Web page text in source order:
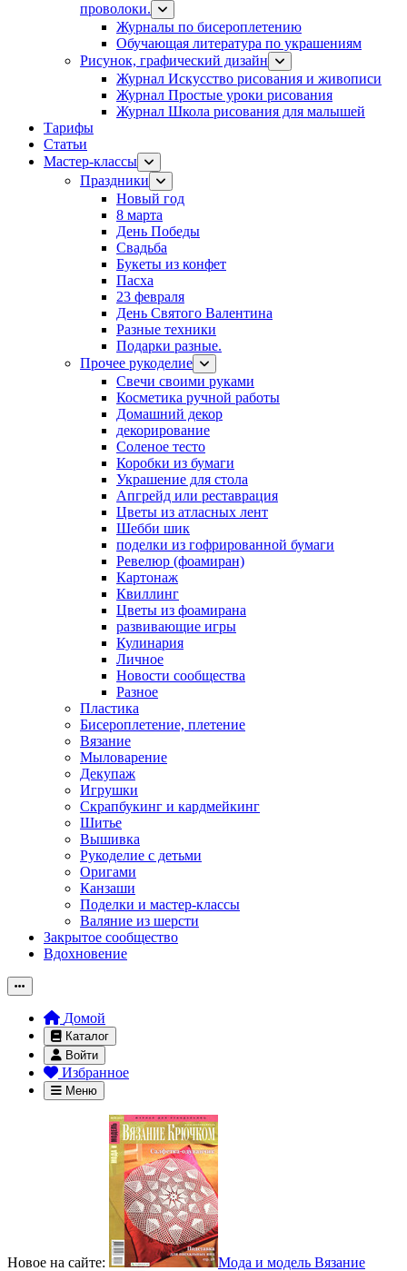
проволоки.
Журналы по бисероплетению
Обучающая литература по украшениям
Рисунок, графический дизайн
Журнал Искусство рисования и живописи
Журнал Простые уроки рисования
Журнал Школа рисования для малышей
Тарифы
Статьи
Мастер-классы
Праздники
Новый год
8 марта
День Победы
Свадьба
Букеты из конфет
Пасха
23 февраля
День Святого Валентина
Разные техники
Подарки разные.
Прочее рукоделие
Свечи своими руками
Косметика ручной работы
Домашний декор
декорирование
Соленое тесто
Коробки из бумаги
Украшение для стола
Апгрейд или реставрация
Цветы из атласных лент
Шебби шик
поделки из гофрированной бумаги
Ревелюр (фоамиран)
Картонаж
Квиллинг
Цветы из фоамирана
развивающие игры
Кулинария
Личное
Новости сообщества
Разное
Пластика
Бисероплетение, плетение
Вязание
Мыловарение
Декупаж
Игрушки
Скрапбукинг и кардмейкинг
Шитье
Вышивка
Рукоделие с детьми
Оригами
Канзаши
Поделки и мастер-классы
Валяние из шерсти
Закрытое сообщество
Вдохновение
Домой
Каталог
Войти
Избранное
Меню
Новое на сайте: Мода и модель Вязание